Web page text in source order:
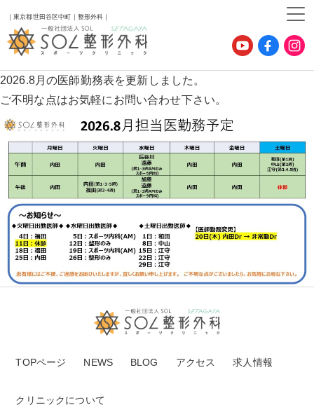
｜東京都世田谷区中町｜整形外科｜
2026.8月の医師勤務表を更新しました。
ご不明な点はお気軽にお問い合わせ下さい。
TOPページ NEWS BLOG アクセス 求人情報
クリニックについて